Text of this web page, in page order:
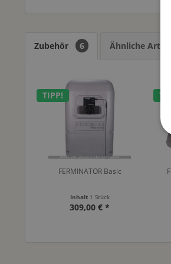
Zubehör 6 Ähnliche Artikel
TIPP!
FERMINATOR Basic
Inhalt 1 Stück
309,00 € *